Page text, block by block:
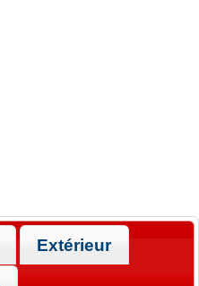
Extérieur